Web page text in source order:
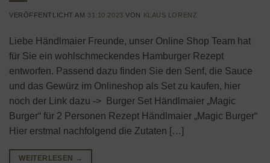
VERÖFFENTLICHT AM 31.10.2023 VON KLAUS LORENZ
Liebe Händlmaier Freunde, unser Online Shop Team hat
für Sie ein wohlschmeckendes Hamburger Rezept
entworfen. Passend dazu finden Sie den Senf, die Sauce
und das Gewürz im Onlineshop als Set zu kaufen, hier
noch der Link dazu -> Burger Set Händlmaier „Magic
Burger“ für 2 Personen Rezept Händlmaier „Magic Burger“
Hier erstmal nachfolgend die Zutaten […]
WEITERLESEN →